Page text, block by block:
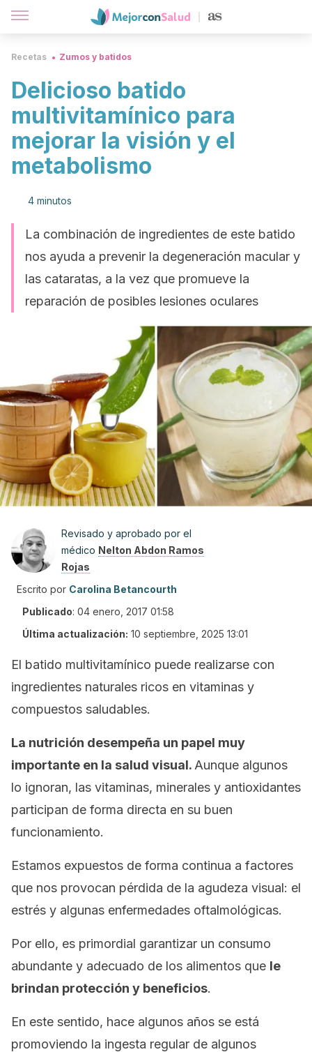
Recetas Zumos y batidos
Delicioso batido
multivitamínico para
mejorar la visión y el
metabolismo
4 minutos
La combinación de ingredientes de este batido
nos ayuda a prevenir la degeneración macular y
las cataratas, a la vez que promueve la
reparación de posibles lesiones oculares
Revisado y aprobado por el
médico Nelton Abdon Ramos
Rojas
Escrito por Carolina Betancourth
Publicado: 04 enero, 2017 01:58
Última actualización: 10 septiembre, 2025 13:01
El batido multivitamínico puede realizarse con
ingredientes naturales ricos en vitaminas y
compuestos saludables.
La nutrición desempeña un papel muy
importante en la salud visual. Aunque algunos
lo ignoran, las vitaminas, minerales y antioxidantes
participan de forma directa en su buen
funcionamiento.
Estamos expuestos de forma continua a factores
que nos provocan pérdida de la agudeza visual: el
estrés y algunas enfermedades oftalmológicas.
Por ello, es primordial garantizar un consumo
abundante y adecuado de los alimentos que le
brindan protección y beneficios.
En este sentido, hace algunos años se está
promoviendo la ingesta regular de algunos